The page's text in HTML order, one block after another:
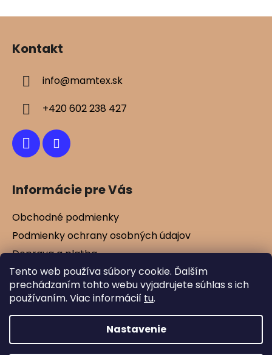
Tento web používa súbory cookie. Ďalším
prechádzaním tohto webu vyjadrujete súhlas s ich
používaním. Viac informácií tu.
Nastavenie
ý
Z
Kontakt
info@mamtex.sk
+420 602 238 427
Informácie pre Vás
Obchodné podmienky
Podmienky ochrany osobných údajov
Doprava a platba
Kontakty
Vernostné zľavy